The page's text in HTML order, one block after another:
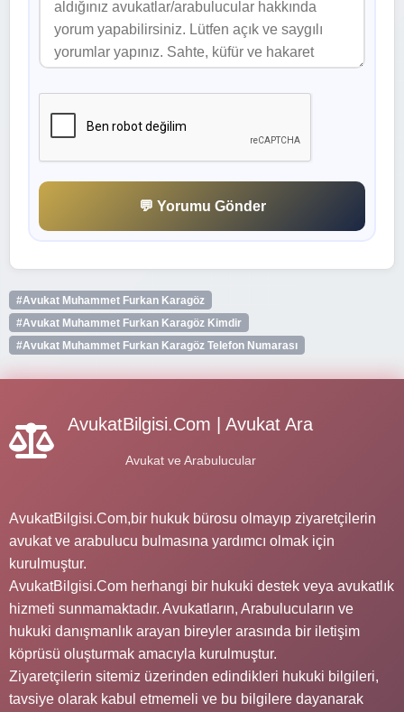
💬 Yorumu Gönder
#Avukat Muhammet Furkan Karagöz
#Avukat Muhammet Furkan Karagöz Kimdir
#Avukat Muhammet Furkan Karagöz Telefon Numarası
AvukatBilgisi.Com | Avukat Ara
Avukat ve Arabulucular
AvukatBilgisi.Com,bir hukuk bürosu olmayıp ziyaretçilerin
avukat ve arabulucu bulmasına yardımcı olmak için
kurulmuştur.
AvukatBilgisi.Com herhangi bir hukuki destek veya avukatlık
hizmeti sunmamaktadır. Avukatların, Arabulucuların ve
hukuki danışmanlık arayan bireyler arasında bir iletişim
köprüsü oluşturmak amacıyla kurulmuştur.
Ziyaretçilerin sitemiz üzerinden edindikleri hukuki bilgileri,
tavsiye olarak kabul etmemeli ve bu bilgilere dayanarak